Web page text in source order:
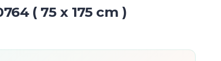
( 75 x 175 cm )